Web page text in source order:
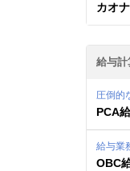
カオ
給与計
圧倒的
PCA
給与業
OBC